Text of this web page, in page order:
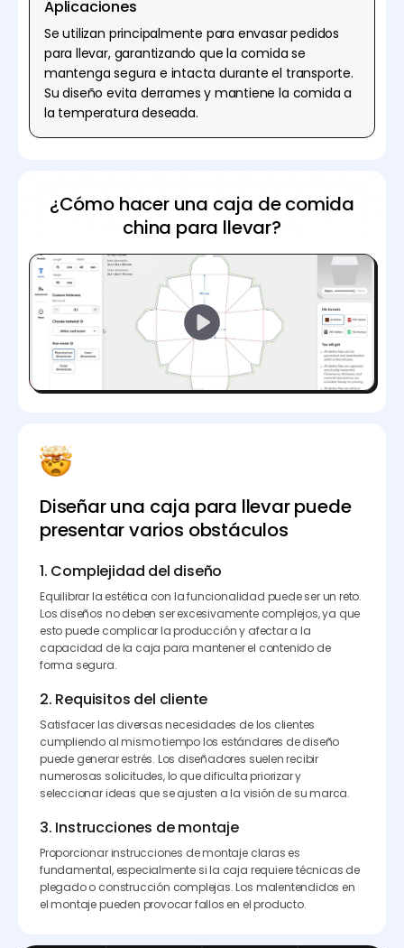
Aplicaciones
Se utilizan principalmente para envasar pedidos
para llevar, garantizando que la comida se
mantenga segura e intacta durante el transporte.
Su diseño evita derrames y mantiene la comida a
la temperatura deseada.
¿Cómo hacer una caja de comida
china para llevar?
Diseñar una caja para llevar puede
presentar varios obstáculos
1. Complejidad del diseño
Equilibrar la estética con la funcionalidad puede ser un reto.
Los diseños no deben ser excesivamente complejos, ya que
esto puede complicar la producción y afectar a la
capacidad de la caja para mantener el contenido de
forma segura.
2. Requisitos del cliente
Satisfacer las diversas necesidades de los clientes
cumpliendo al mismo tiempo los estándares de diseño
puede generar estrés. Los diseñadores suelen recibir
numerosas solicitudes, lo que dificulta priorizar y
seleccionar ideas que se ajusten a la visión de su marca.
3. Instrucciones de montaje
Proporcionar instrucciones de montaje claras es
fundamental, especialmente si la caja requiere técnicas de
plegado o construcción complejas. Los malentendidos en
el montaje pueden provocar fallos en el producto.